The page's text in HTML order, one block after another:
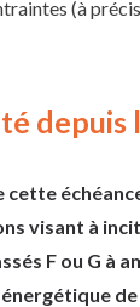
(à
depuis
cette
visant à
F ou G à